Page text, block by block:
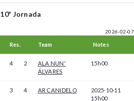
10ª Jornada
2026-02-07
Res. Team Notes
4 2
ALA NUN'
ÁLVARES
15h00
3 4 AR CANIDELO
2025-10-11
15h00